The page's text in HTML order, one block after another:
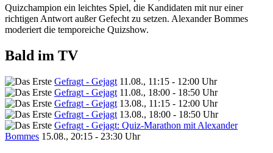
Quizchampion ein leichtes Spiel, die Kandidaten mit nur einer
richtigen Antwort außer Gefecht zu setzen. Alexander Bommes
moderiert die temporeiche Quizshow.
Bald im TV
Gefragt - Gejagt 11.08., 11:15 - 12:00 Uhr
Gefragt - Gejagt 11.08., 18:00 - 18:50 Uhr
Gefragt - Gejagt 13.08., 11:15 - 12:00 Uhr
Gefragt - Gejagt 13.08., 18:00 - 18:50 Uhr
Gefragt - Gejagt: Quiz-Marathon mit Alexander
Bommes 15.08., 20:15 - 23:30 Uhr